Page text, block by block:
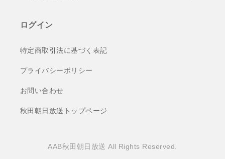
ログイン
特定商取引法に基づく表記
プライバシーポリシー
お問い合わせ
秋田朝日放送トップページ
AAB秋田朝日放送 All Rights Reserved.